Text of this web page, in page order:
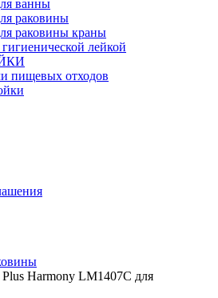
ванны
раковины
раковины краны
лейкой
пищевых отходов
Harmony LM1407C для